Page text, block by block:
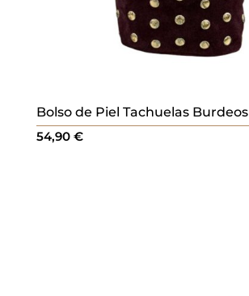
Bolso de Piel Tachuelas Burdeos
54,90 €